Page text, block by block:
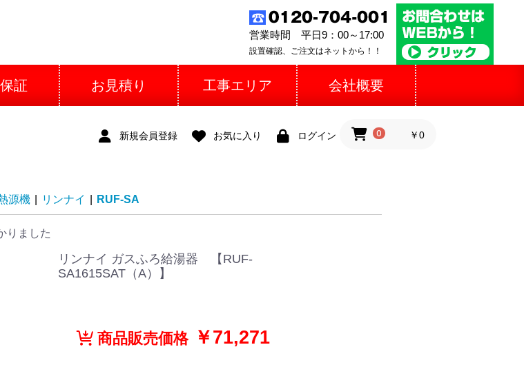
営業時間 平日9：00～17:00
設置確認、ご注文はネットから！！
証 お見積り 工事エリア 会社概要
新規会員登録 お気に入り ログイン 0 ￥0
源機 リンナイ RUF-SA
りました
リンナイ ガスふろ給湯器 【RUF-
SA1615SAT（A）】
商品販売価格￥71,271